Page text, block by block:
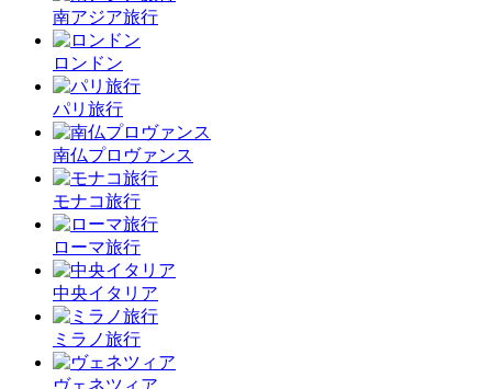
南アジア旅行
ロンドン
パリ旅行
南仏プロヴァンス
モナコ旅行
ローマ旅行
中央イタリア
ミラノ旅行
ヴェネツィア